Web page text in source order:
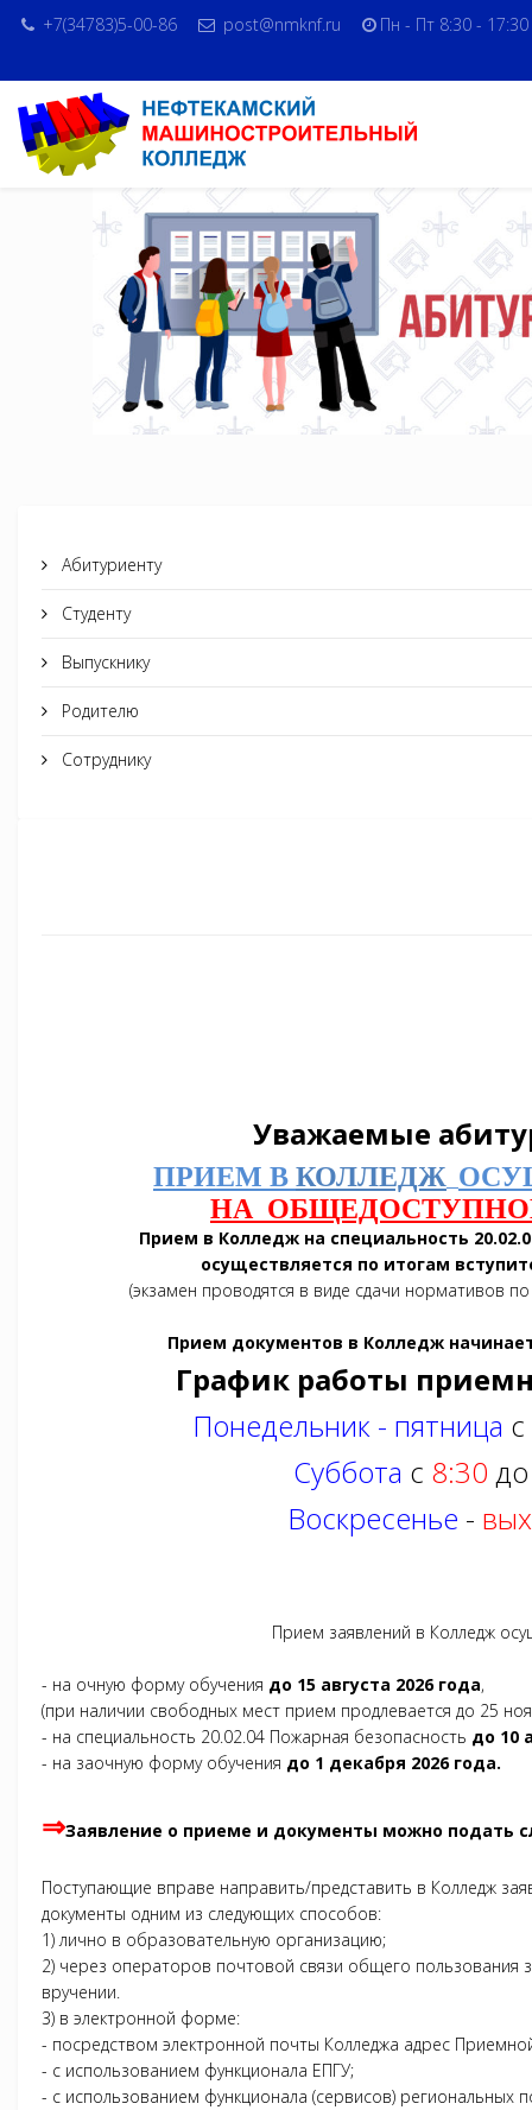
+7(34783)5-00-86 post@nmknf.ru Пн - Пт 8:30 - 17:30
Абитуриенту
Студенту
Выпускнику
Родителю
Сотруднику
Уважаемые
ПРИЕМ В КОЛЛЕДЖ
НА
Прием в Колледж на специальность
осуществляется по итогам
(экзамен проводятся в виде сдачи нормативов
Прием документов в Колледж
График работы
Понедельник - пятница с
Суббота с 8:30 до
Воскресенье -
Прием заявлений в Колледж
- на очную форму обучения до 15 августа 2026 года,
(при наличии свободных мест прием продлевается до 25
- на специальность 20.02.04 Пожарная безопасность до 10
- на заочную форму обучения до 1 декабря 2026 года.
⇒Заявление о приеме и документы можно подать
Поступающие вправе направить/представить в Колледж
документы одним из следующих способов:
1) лично в образовательную организацию;
2) через операторов почтовой связи общего пользования
вручении.
3) в электронной форме:
- посредством электронной почты Колледжа адрес
- с использованием функционала ЕПГУ;
- с использованием функционала (сервисов) региональных